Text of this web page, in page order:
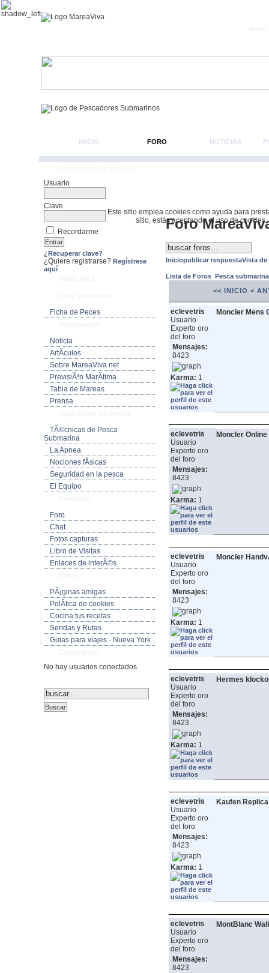
Este sitio emplea cookies como ayuda para
sitio, estás aceptando el uso de cookies.
INICIO FORO NOTICIAS
Usuario
Clave
Recordarme
¿Recuperar clave?
¿Quiere registrarse? Regístrese
aquí
Ficha de Peces
Noticia
ArtÃ­culos
Sobre MareaViva.net
PrevisiÃ³n MarÃ­tima
Tabla de Mareas
Prensa
TÃ©cnicas de Pesca
Submarina
La Apnea
Nociones fÃ­sicas
Seguridad en la pesca
El Equipo
Foro
Chat
Fotos capturas
Libro de Visitas
Enlaces de interÃ©s
PÃ¡ginas amigas
PolÃ­tica de cookies
Cocina tus recetas
Sendas y Rutas
Guias para viajes - Nueva York
No hay usuarios conectados
Foro
Iniciopublicar respuestaVista de
Lista de Foros Pesca
<< INICIO <
eclevetris
Usuario
Experto oro
del foro
Mensajes:
8423
Karma: 1
Moncler Mens
eclevetris
Usuario
Experto oro
del foro
Mensajes:
8423
Karma: 1
Moncler
eclevetris
Usuario
Experto oro
del foro
Mensajes:
8423
Karma: 1
Moncler
eclevetris
Usuario
Experto oro
del foro
Mensajes:
8423
Karma: 1
Hermes
eclevetris
Usuario
Experto oro
del foro
Mensajes:
8423
Karma: 1
Kaufen
eclevetris
Usuario
Experto oro
del foro
Mensajes:
8423
MontBlanc